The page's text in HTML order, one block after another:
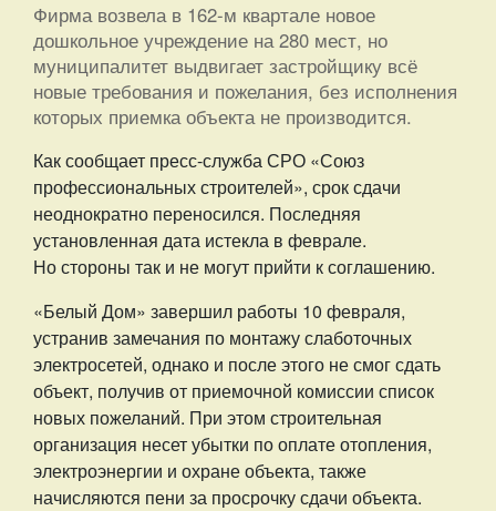
Фирма возвела в 162-м квартале новое
дошкольное учреждение на 280 мест, но
муниципалитет выдвигает застройщику всё
новые требования и пожелания, без исполнения
которых приемка объекта не производится.
Как сообщает пресс-служба СРО «Союз
профессиональных строителей», срок сдачи
неоднократно переносился. Последняя
установленная дата истекла в феврале.
Но стороны так и не могут прийти к соглашению.
«Белый Дом» завершил работы 10 февраля,
устранив замечания по монтажу слаботочных
электросетей, однако и после этого не смог сдать
объект, получив от приемочной комиссии список
новых пожеланий. При этом строительная
организация несет убытки по оплате отопления,
электроэнергии и охране объекта, также
начисляются пени за просрочку сдачи объекта.